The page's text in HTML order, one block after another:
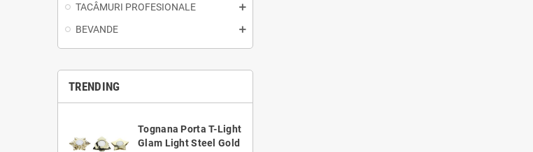
TACÂMURI PROFESIONALE
BEVANDE
TRENDING
Tognana Porta T-Light
Glam Light Steel Gold